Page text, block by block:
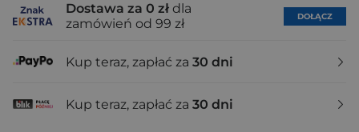
Dostawa za 0 zł dla
zamówień od 99 zł
DOŁĄCZ
Kup teraz, zapłać za 30 dni
Kup teraz, zapłać za 30 dni